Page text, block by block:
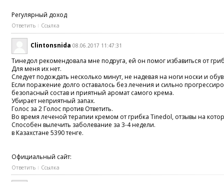
Регулярный доход
Ответить Ссылка
Clintonsnida 08.06.2017 11:47:31
Тинедол рекомендовала мне подруга, ей он помог избавиться от
Для меня их нет.
Следует подождать несколько минут, не надевая на ноги носки и
Если поражение долго оставалось без лечения и сильно
безопасный состав и приятный аромат самого крема.
Убирает неприятный запах.
Голос за 2 Голос против Ответить.
Во время леченой терапии кремом от грибка Tinedol, отзывы на
Способен вылечить заболевание за 3-4 недели.
в Казахстане 5390 тенге.
Официальный сайт:
Ответить Ссылка